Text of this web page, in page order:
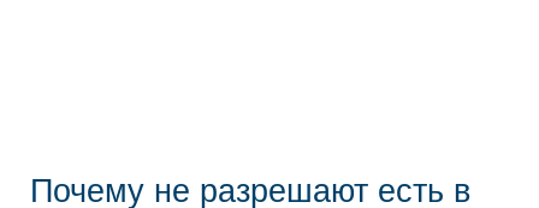
Почему не разрешают есть в